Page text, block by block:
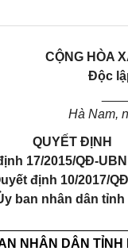
CỘNG HÒA
Độc
Hà Nam,
QUYẾT ĐỊNH
17/2015/QĐ-
định 10/2017/
ban nhân dân tỉnh
NHÂN DÂN TỈNH